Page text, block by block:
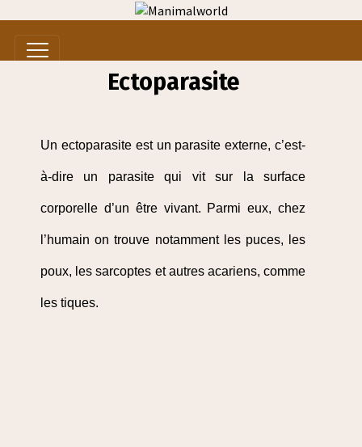
Ectoparasite
Un ectoparasite est un parasite externe, c’est-
à-dire un parasite qui vit sur la surface
corporelle d’un être vivant. Parmi eux, chez
l’humain on trouve notamment les puces, les
poux, les sarcoptes et autres acariens, comme
les tiques.